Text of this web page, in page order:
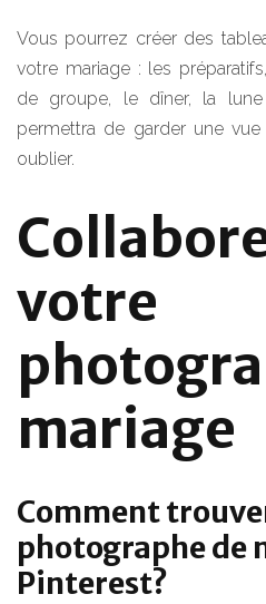
Vous pourrez créer des
votre mariage : les
de groupe, le dîner, la
permettra de garder une
oublier.
votre
mariage
Comment
photographe de
Pinterest?